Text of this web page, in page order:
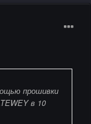
прошивки
в 10